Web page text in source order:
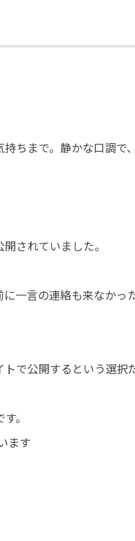
ちまで。静かな口調で
されていました。
一言の連絡も来なかった
で公開するという選択
。
ます